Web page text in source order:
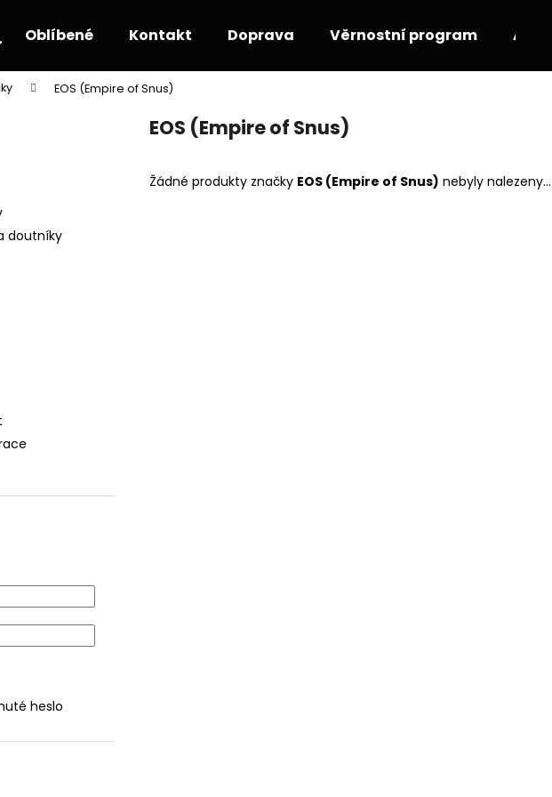
Oblíbené Kontakt Doprava Věrnostní program
EOS (Empire of Snus)
doutníky
heslo
EOS (Empire of Snus)
Žádné produkty značky EOS (Empire of Snus) nebyly nalezeny...
Co potřebujete najít?
18MG